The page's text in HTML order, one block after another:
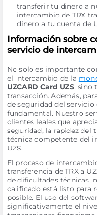
transferir tu dinero a
intercambio de TRX
dinero a tu cuenta de
Información sobre
servicio de
No solo es importante
el intercambio de la
UZCARD Card UZS, sino
transacción. Además,
de seguridad del
fundamental. Nuestro
clientes leales que
seguridad, la rapidez del
técnica competente del
UZS.
El proceso de
transferencia de TRX a
de dificultades técnicas,
calificado está listo para
posible. El uso del
significativamente el